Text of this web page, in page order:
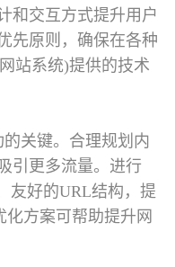
和交互方式提升用户
先原则，确保在各种
站系统)提供的技术
关键。合理规划内
引更多流量。进行
友好的URL结构，提
方案可帮助提升网